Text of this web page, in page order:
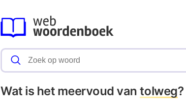
Wat is het meervoud vantolweg?